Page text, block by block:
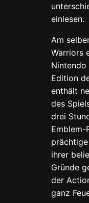
einlesen.
Am
Warriors
Nintendo
Edition
enthält
des
drei
Emblem-
ihrer
Gründe
der
ganz